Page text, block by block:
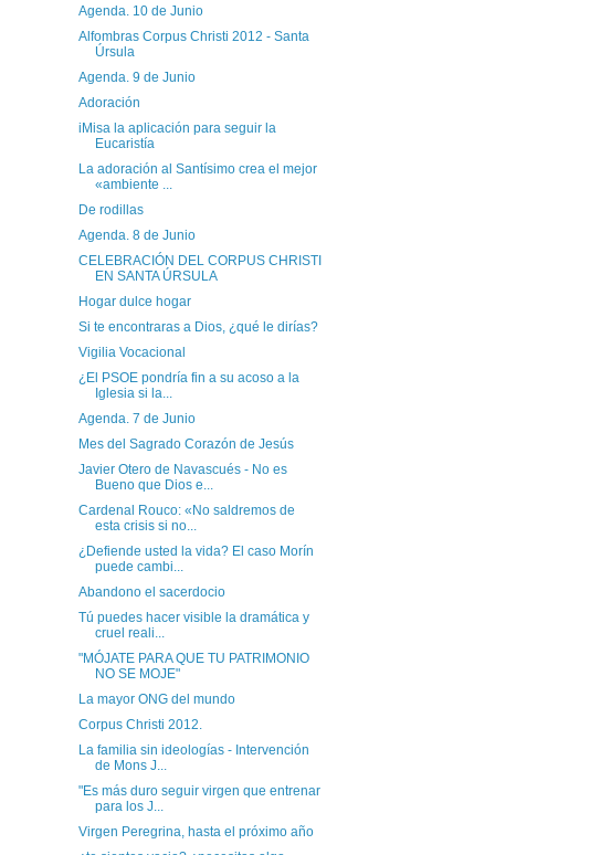
Agenda. 10 de Junio
Alfombras Corpus Christi 2012 - Santa
Úrsula
Agenda. 9 de Junio
Adoración
iMisa la aplicación para seguir la
Eucaristía
La adoración al Santísimo crea el mejor
«ambiente ...
De rodillas
Agenda. 8 de Junio
CELEBRACIÓN DEL CORPUS CHRISTI
EN SANTA ÚRSULA
Hogar dulce hogar
Si te encontraras a Dios, ¿qué le dirías?
Vigilia Vocacional
¿El PSOE pondría fin a su acoso a la
Iglesia si la...
Agenda. 7 de Junio
Mes del Sagrado Corazón de Jesús
Javier Otero de Navascués - No es
Bueno que Dios e...
Cardenal Rouco: «No saldremos de
esta crisis si no...
¿Defiende usted la vida? El caso Morín
puede cambi...
Abandono el sacerdocio
Tú puedes hacer visible la dramática y
cruel reali...
"MÓJATE PARA QUE TU PATRIMONIO
NO SE MOJE"
La mayor ONG del mundo
Corpus Christi 2012.
La familia sin ideologías - Intervención
de Mons J...
"Es más duro seguir virgen que entrenar
para los J...
Virgen Peregrina, hasta el próximo año